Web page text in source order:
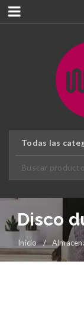
Todas las
Disco
Inicio /